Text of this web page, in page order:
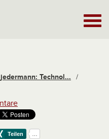
Technol...
/